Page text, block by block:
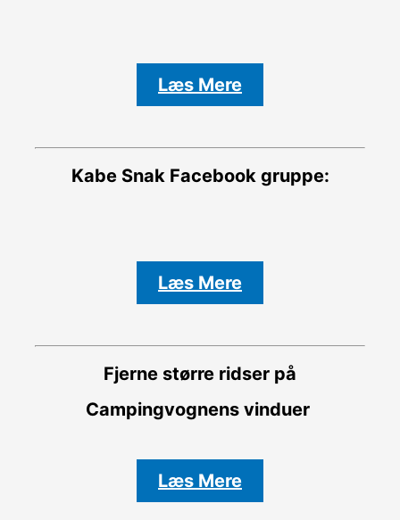
Læs Mere
Kabe SnakFacebook gruppe:
Læs Mere
Fjerne større ridser på
Campingvognens vinduer
Læs Mere